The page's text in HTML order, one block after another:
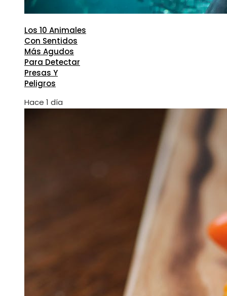
Los 10 Animales
Con Sentidos
Más Agudos
Para Detectar
Presas Y
Peligros
Hace 1 día